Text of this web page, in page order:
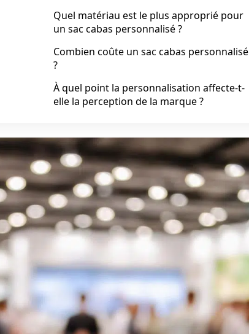
Quel matériau est le plus approprié pour
un sac cabas personnalisé ?
Combien coûte un sac cabas personnalisé
?
À quel point la personnalisation affecte-t-
elle la perception de la marque ?